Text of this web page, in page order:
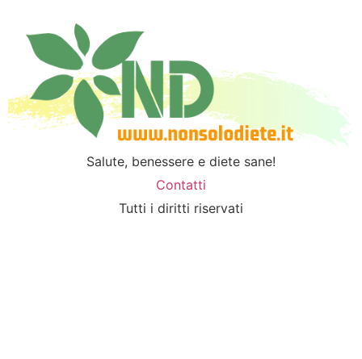
Salute, benessere e diete sane!
Contatti
Tutti i diritti riservati